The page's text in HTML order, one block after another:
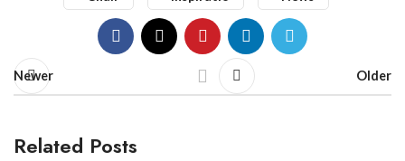
Newer Older
Related Posts